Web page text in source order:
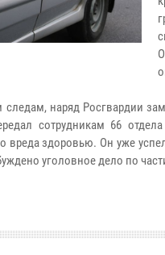
следам, наряд Росгвардии
сотрудникам 66
вреда здоровью. Он уже
уголовное дело по